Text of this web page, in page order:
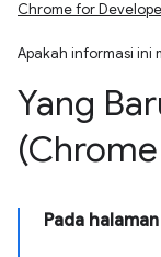
Chrome for
Apakah informasi ini
Yang
Pada